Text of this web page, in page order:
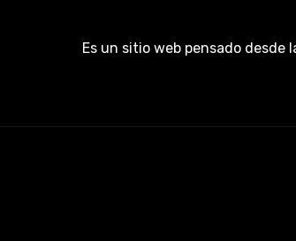
Es un sitio web pensado desde